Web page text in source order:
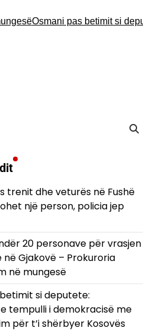
Osmani pas betimit si deputete:
trenit dhe veturës në Fushë
një person, policia jep
20 personave për vrasjen
në Gjakovë – Prokuroria
në mungesë
si deputete:
tempulli i demokracisë me
për t’i shërbyer Kosovës